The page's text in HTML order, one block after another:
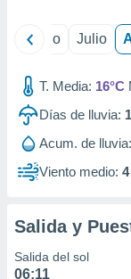
Junio Julio
T. Media: 16°C
Días de lluvia:
Acum. de lluvia:
Viento medio:
Salida y
Salida del sol
06:11